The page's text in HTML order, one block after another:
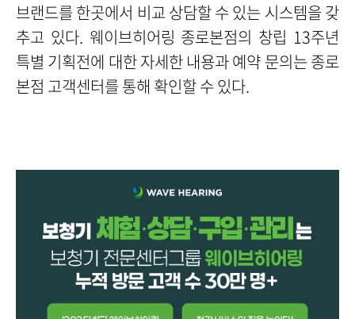
브랜드를 한곳에서 비교 상담할 수 있는 시스템을 갖
추고 있다. 웨이브히어링 종로본점의 창립 13주년
특별 기획전에 대한 자세한 내용과 예약 문의는 종로
본점 고객센터를 통해 확인할 수 있다.